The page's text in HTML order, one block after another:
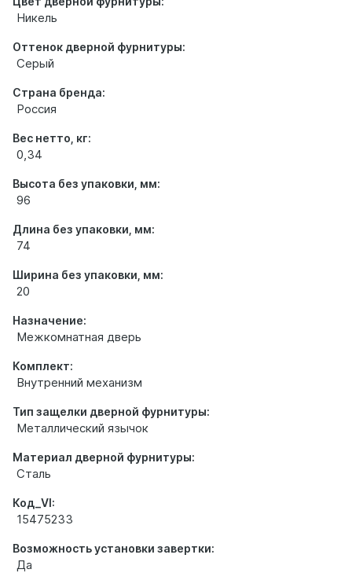
Никель
Оттенок дверной фурнитуры:
Серый
Страна бренда:
Россия
Вес нетто, кг:
0,34
Высота без упаковки, мм:
96
Длина без упаковки, мм:
74
Ширина без упаковки, мм:
20
Назначение:
Межкомнатная дверь
Комплект:
Внутренний механизм
Тип защелки дверной фурнитуры:
Металлический язычок
Материал дверной фурнитуры:
Сталь
Код_VI:
15475233
Возможность установки завертки:
Да